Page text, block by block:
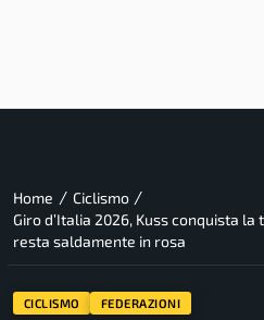
Home / Ciclismo /
Giro d’Italia 2026, Kuss conquista
resta saldamente in rosa
CICLISMO FEDERAZIONI